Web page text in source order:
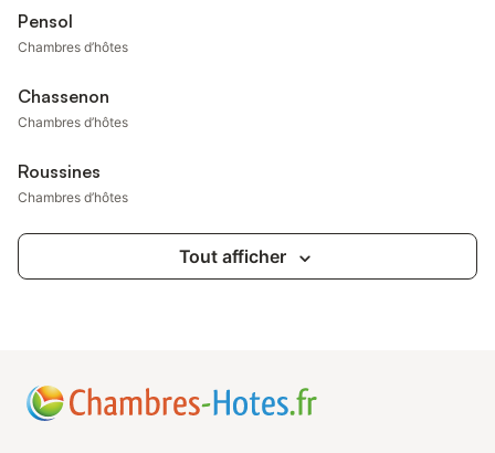
Pensol
Chambres d’hôtes
Chassenon
Chambres d’hôtes
Roussines
Chambres d’hôtes
Tout afficher